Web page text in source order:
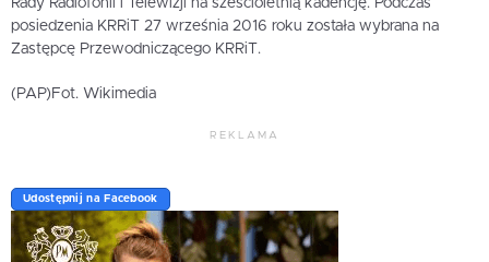
Rady Radiofonii i Telewizji na sześcioletnią kadencję. Podczas
posiedzenia KRRiT 27 września 2016 roku została wybrana na
Zastępcę Przewodniczącego KRRiT.
(PAP)Fot. Wikimedia
REKLAMA
Udostępnij na Facebook